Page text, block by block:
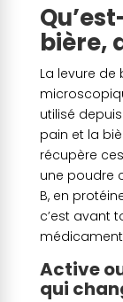
bière,
La levure
utilisé
pain et la
récupère
une poudre
B, en
c’est avant
Active
qui